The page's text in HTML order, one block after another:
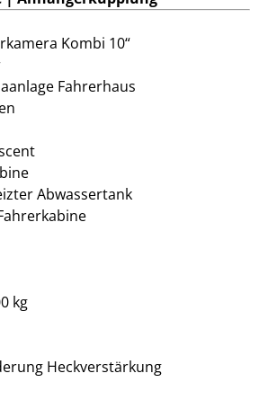
Kombi 10“
Fahrerhaus
Abwassertank
kg
Heckverstärkung